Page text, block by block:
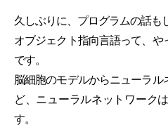
久しぶりに、プログラムの話も
オブジェクト指向言語って、
です。
脳細胞のモデルからニューラ
ど、ニューラルネットワーク
す。